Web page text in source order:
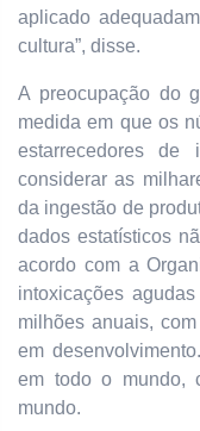
aplicado
cultura”, disse.
A preocupação do
medida em que os
estarrecedores de
considerar as
da ingestão de
dados estatísticos
acordo com a
intoxicações
milhões anuais,
em
em todo o mundo,
mundo.